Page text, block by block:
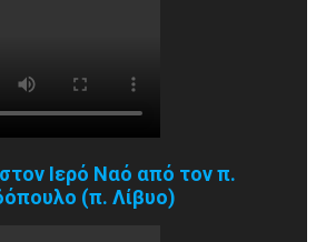
Ιερό Ναό από τον π.
(π. Λίβυο)